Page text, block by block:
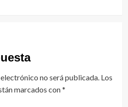
no será publicada. Los
marcados con*